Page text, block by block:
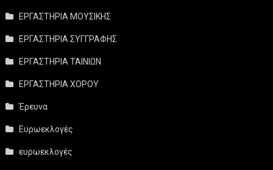
ΕΡΓΑΣΤΗΡΙΑ ΜΟΥΣΙΚΗΣ
ΕΡΓΑΣΤΗΡΙΑ ΣΥΓΓΡΑΦΗΣ
ΕΡΓΑΣΤΗΡΙΑ ΤΑΙΝΙΩΝ
ΕΡΓΑΣΤΗΡΙΑ ΧΟΡΟΥ
Έρευνα
Ευρωεκλογές
ευρωεκλογές